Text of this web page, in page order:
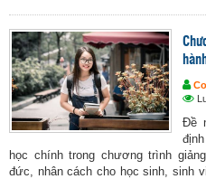
Đề
học chính trong chương trình
đức, nhân cách cho học sinh, sinh